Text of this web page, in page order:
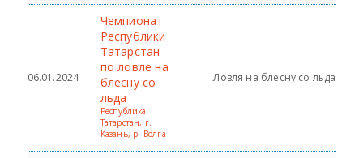
06.01.2024
Чемпионат
Республики
Татарстан
по ловле на
блесну со
льда
Республика
Татарстан, г.
Казань, р. Волга
Ловля на блесну со льда